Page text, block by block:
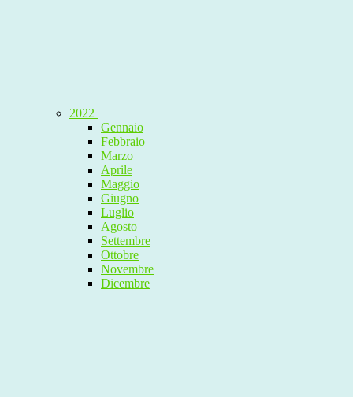
2022
Gennaio
Febbraio
Marzo
Aprile
Maggio
Giugno
Luglio
Agosto
Settembre
Ottobre
Novembre
Dicembre